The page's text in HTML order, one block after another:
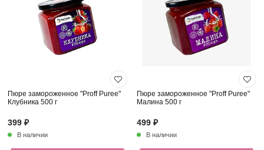
Пюре замороженное "Proff Puree"
Клубника 500 г
399 ₽
В наличии
Пюре замороженное "Proff Puree"
Малина 500 г
499 ₽
В наличии